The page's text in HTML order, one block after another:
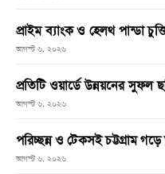
প্রাইম ব্যাংক ও হেলথ পান্ডা
আগস্ট ৬, ২০২৬
প্রতিটি ওয়ার্ডে উন্নয়নের সুফল
আগস্ট ৬, ২০২৬
পরিচ্ছন্ন ও টেকসই চট্টগ্রাম
আগস্ট ৬, ২০২৬